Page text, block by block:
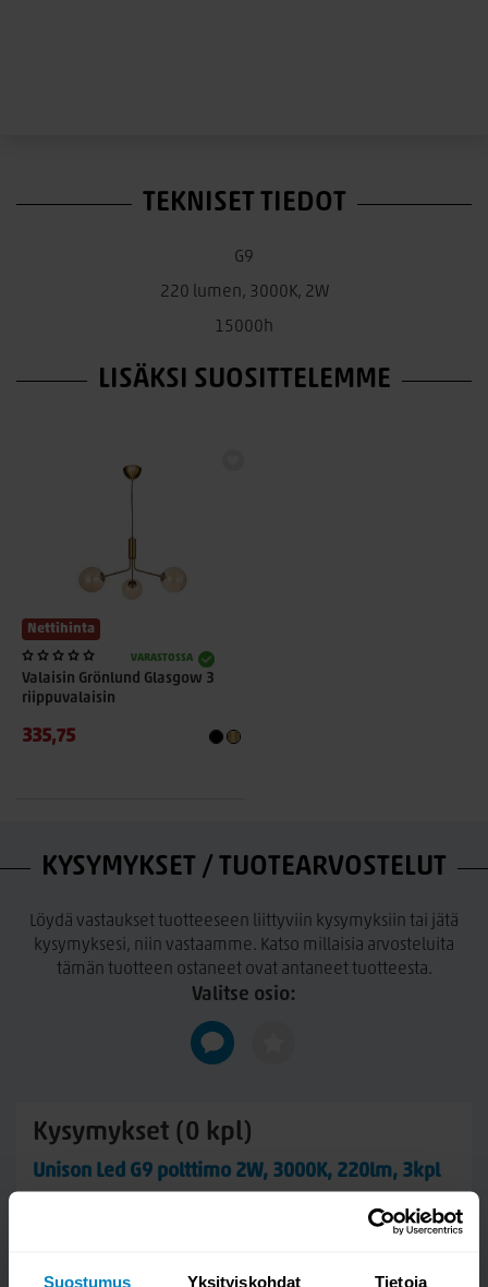
Suostumus Yksityiskohdat Tietoja
TEKNISET TIEDOT
G9
220 lumen, 3000K, 2W
15000h
LISÄKSI SUOSITTELEMME
Nettihinta
VARASTOSSA
Valaisin Grönlund Glasgow 3
riippuvalaisin
335,75
KYSYMYKSET / TUOTEARVOSTELUT
Löydä vastaukset tuotteeseen liittyviin kysymyksiin tai jätä
kysymyksesi, niin vastaamme. Katso millaisia arvosteluita
tämän tuotteen ostaneet ovat antaneet tuotteesta.
Valitse osio:
Kysymykset (0 kpl)
Unison Led G9 polttimo 2W, 3000K, 220lm, 3kpl